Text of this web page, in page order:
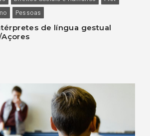
Pessoas
de língua gestual